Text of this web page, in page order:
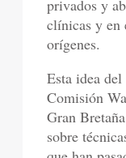
privados y
clínicas y en
orígenes.
Esta idea
Comisión
Gran
sobre